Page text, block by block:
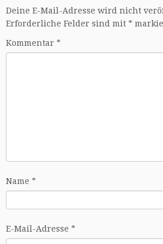
Deine E-Mail-Adresse wird nicht
Erforderliche Felder sind mit *
Kommentar *
Name *
E-Mail-Adresse *